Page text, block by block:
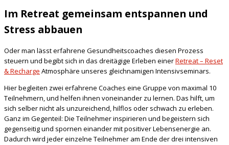
Im Retreat gemeinsam entspannen und
Stress abbauen
Oder man lässt erfahrene Gesundheitscoaches diesen Prozess
steuern und begibt sich in das dreitägige Erleben einerRetreat – Reset
& Recharge Atmosphäre unseres gleichnamigen Intensivseminars.
Hier begleiten zwei erfahrene Coaches eine Gruppe von maximal 10
Teilnehmern, und helfen ihnen voneinander zu lernen. Das hilft, um
sich selber nicht als unzureichend, hilflos oder schwach zu erleben.
Ganz im Gegenteil: Die Teilnehmer inspirieren und begeistern sich
gegenseitig und spornen einander mit positiver Lebensenergie an.
Dadurch wird jeder einzelne Teilnehmer am Ende der drei intensiven